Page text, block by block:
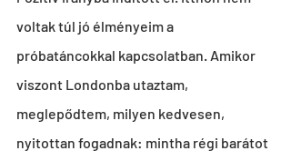
voltak túl jó élményeim a
próbatáncokkal kapcsolatban. Amikor
viszont Londonba utaztam,
meglepődtem, milyen kedvesen,
nyitottan fogadnak: mintha régi barátot